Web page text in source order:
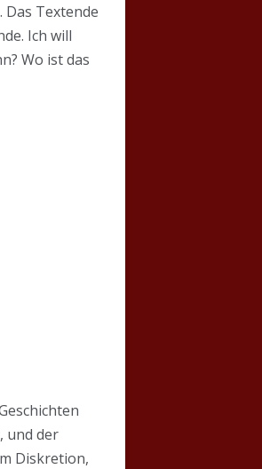
Das Textende
Ich will
Wo ist das
und der
Diskretion,